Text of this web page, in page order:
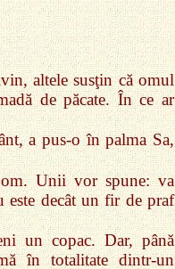
altele susţin că omul
de păcate. În ce ar
a pus‑o în palma Sa,
Unii vor spune: va
este decât un fir de praf
un copac. Dar, până
în totalitate dintr‑un